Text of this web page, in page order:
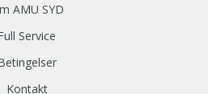
AMU SYD
Service
Kontakt